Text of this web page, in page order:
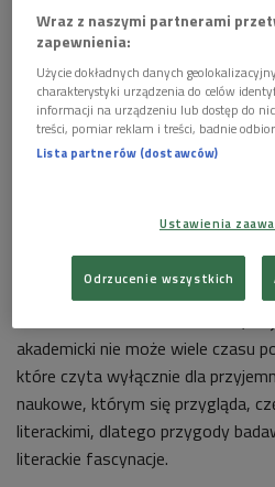
Witold Wirpsza Foto: SZ-Photo/Forum
POSŁUCHAJ
Prof. Dariusz Pawelec i jego
akademicki nie może wiele czasu
które czyta wyłącznie dla
naukowe, którym się przygląda,
literackimi, dlatego przygody
literackie fascynacje.
Wraz z naszymi partnerami
zapewnienia:
Użycie dokładnych danych
charakterystyki urządzenia do celów
informacji na urządzeniu lub dostęp do
treści, pomiar reklam i treści, badnie
Lista partnerów (dostawców)
Ustawienia
Odrzucenie wszystkich